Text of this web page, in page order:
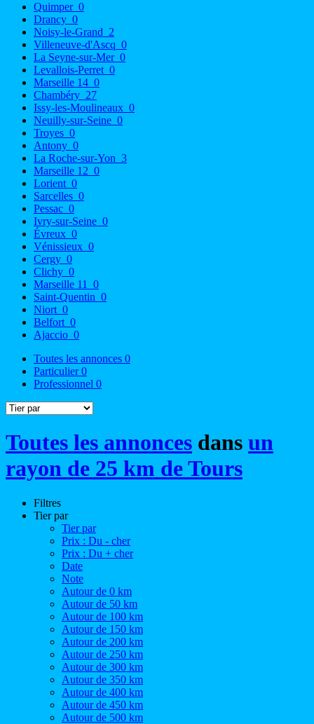
Quimper 0
Drancy 0
Noisy-le-Grand 2
Villeneuve-d'Ascq 0
La Seyne-sur-Mer 0
Levallois-Perret 0
Marseille 14 0
Chambéry 27
Issy-les-Moulineaux 0
Neuilly-sur-Seine 0
Troyes 0
Antony 0
La Roche-sur-Yon 3
Marseille 12 0
Lorient 0
Sarcelles 0
Pessac 0
Ivry-sur-Seine 0
Évreux 0
Vénissieux 0
Cergy 0
Clichy 0
Marseille 11
0
Saint-Quentin 0
Niort 0
Belfort 0
Ajaccio 0
Toutes les annonces 0
Particulier0
Professionnel 0
Toutes les annonces dans un
rayon de 25 km de Tours
Filtres
Tier par
Tier par
Prix : Du - cher
Prix : Du + cher
Date
Note
Autour de 0 km
Autour de 50 km
Autour de 100 km
Autour de 150 km
Autour de 200 km
Autour de 250 km
Autour de 300 km
Autour de 350 km
Autour de 400 km
Autour de 450 km
Autour de 500 km